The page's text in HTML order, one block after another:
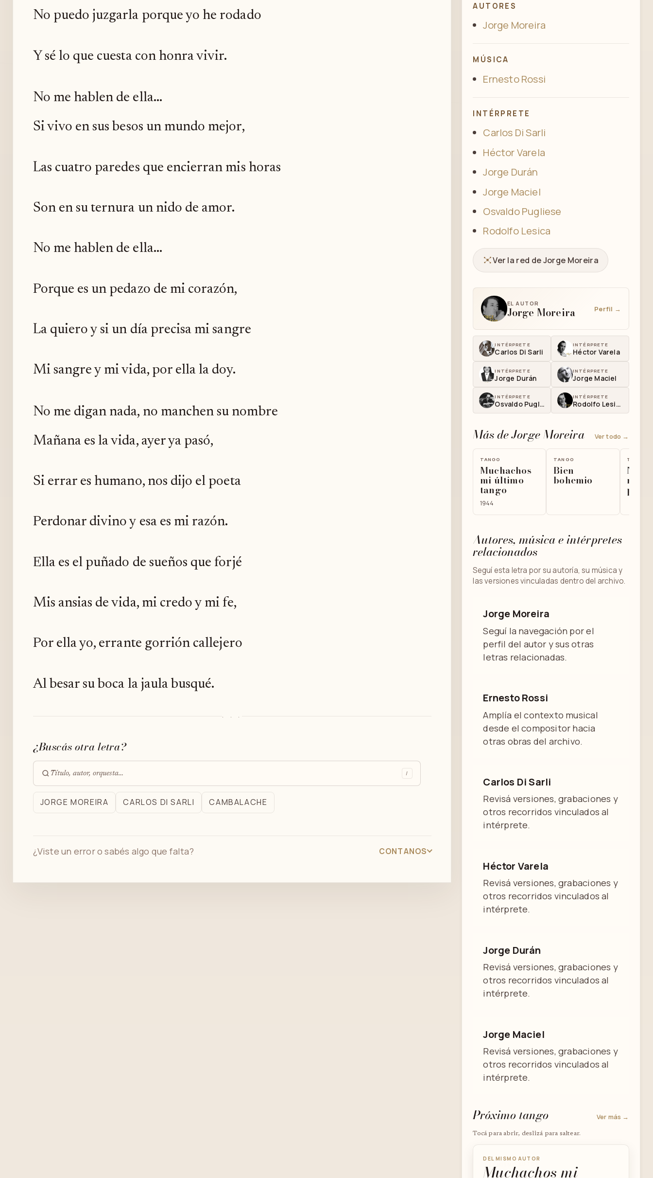
No puedo juzgarla porque yo he rodado
Y sé lo que cuesta con honra vivir.
No me hablen de ella...
Si vivo en sus besos un mundo mejor,
Las cuatro paredes que encierran mis horas
Son en su ternura un nido de amor.
No me hablen de ella...
Porque es un pedazo de mi corazón,
La quiero y si un día precisa mi sangre
Mi sangre y mi vida, por ella la doy.
No me digan nada, no manchen su nombre
Mañana es la vida, ayer ya pasó,
Si errar es humano, nos dijo el poeta
Perdonar divino y esa es mi razón.
Ella es el puñado de sueños que forjé
Mis ansias de vida, mi credo y mi fe,
Por ella yo, errante gorrión callejero
Al besar su boca la jaula busqué.
· · ·
¿Buscás otra letra?
Buscar
en
/
JORGE MOREIRA CARLOS DI SARLI CAMBALACHE
¿Viste un error o sabés algo que falta? CONTANOS
AUTORES
Jorge Moreira
MÚSICA
Ernesto Rossi
INTÉRPRETE
Carlos Di Sarli
Héctor Varela
Jorge Durán
Jorge Maciel
Osvaldo Pugliese
Rodolfo Lesica
Ver la red de Jorge Moreira
EL AUTOR
Jorge Moreira Perfil →
INTÉRPRETE
Carlos Di Sarli
INTÉRPRETE
Héctor Varela
INTÉRPRETE
Jorge Durán
INTÉRPRETE
Jorge Maciel
INTÉRPRETE
Osvaldo Pugliese
INTÉRPRETE
Rodolfo Lesica
Más de Jorge Moreira Ver todo →
TANGO
Muchachos
mi último
tango
1944
TANGO
Bien
bohemio
TANGO
No la
por
Autores, música e intérpretes
relacionados
Seguí esta letra por su autoría, su música y
las versiones vinculadas dentro del archivo.
Jorge Moreira
Seguí la navegación por el
perfil del autor y sus otras
letras relacionadas.
Ernesto Rossi
Amplía el contexto musical
desde el compositor hacia
otras obras del archivo.
Carlos Di Sarli
Revisá versiones, grabaciones y
otros recorridos vinculados al
intérprete.
Héctor Varela
Revisá versiones, grabaciones y
otros recorridos vinculados al
intérprete.
Jorge Durán
Revisá versiones, grabaciones y
otros recorridos vinculados al
intérprete.
Jorge Maciel
Revisá versiones, grabaciones y
otros recorridos vinculados al
intérprete.
Próximo tango Ver más →
Tocá para abrir, deslizá para saltear.
DEL MISMO AUTOR
Muchachos mi
DEL MISMO AUTOR